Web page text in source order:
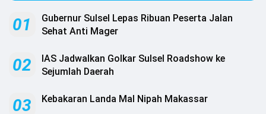
01
Gubernur Sulsel Lepas Ribuan Peserta Jalan
Sehat Anti Mager
02
IAS Jadwalkan Golkar Sulsel Roadshow ke
Sejumlah Daerah
03 Kebakaran Landa Mal Nipah Makassar